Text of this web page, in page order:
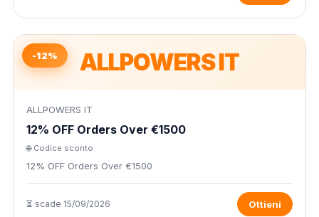
ALLPOWERS IT
-12%
ALLPOWERS IT
12% OFF Orders Over €1500
🌐 Codice sconto
12% OFF Orders Over €1500
⏳ scade 15/09/2026 Ottieni